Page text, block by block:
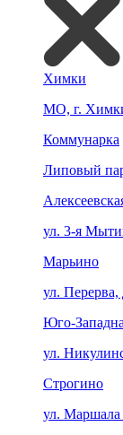
Химки
МО, г.
Коммунарка
Липовый
ул. 3-я
Марьино
ул. Перерва,
Юго-
ул.
Строгино
ул. Маршала